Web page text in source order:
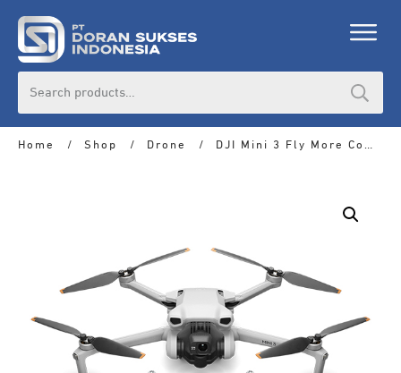
Home / Shop / Drone / DJI Mini 3 Fly More Combo Plus